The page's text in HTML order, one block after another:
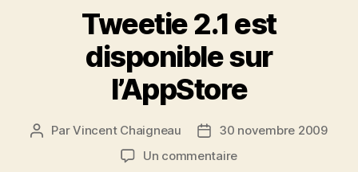
Tweetie 2.1 est
disponible sur
l’AppStore
Auteur
ParVincent Chaigneau
Date30 novembre 2009
Un commentairesur